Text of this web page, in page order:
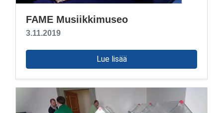
FAME Musiikkimuseo
3.11.2019
Lue lisää